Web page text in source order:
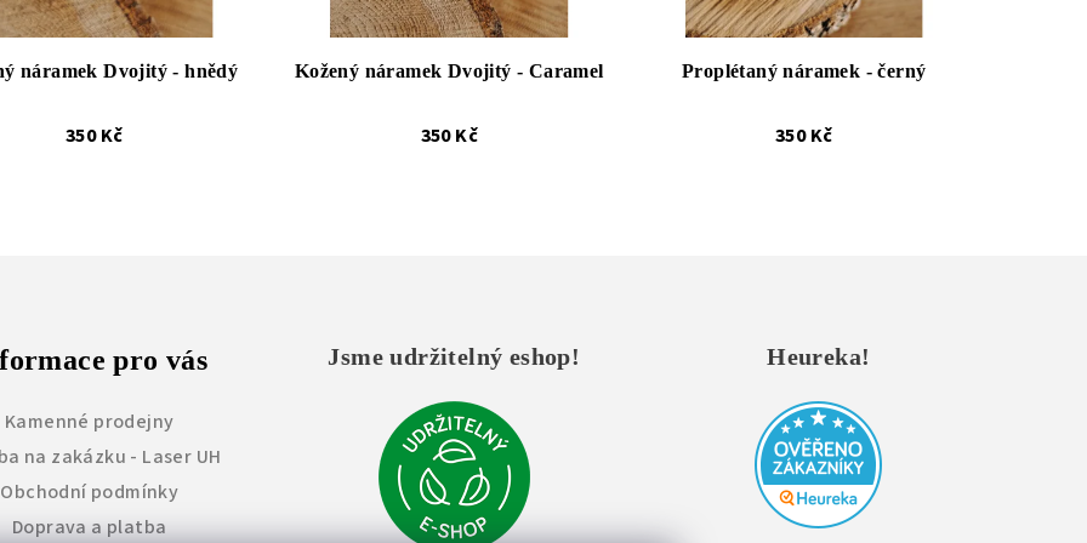
náramek Dvojitý - hnědý
350 Kč
Kožený náramek Dvojitý - Caramel
350 Kč
Proplétaný náramek - černý
350 Kč
pro vás
Kamenné prodejny
na zakázku - Laser UH
Obchodní podmínky
Doprava a platba
Jsme udržitelný eshop! Heureka!